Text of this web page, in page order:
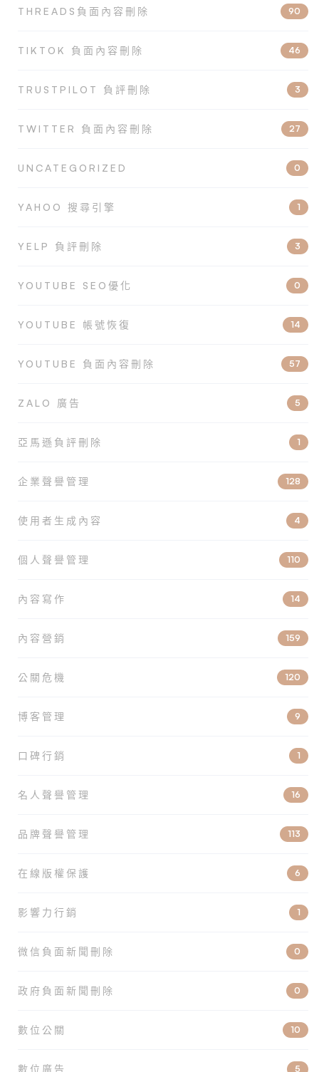
THREADS負面內容刪除 90
TIKTOK 負面內容刪除 46
TRUSTPILOT 負評刪除 3
TWITTER 負面內容刪除 27
UNCATEGORIZED 0
YAHOO 搜尋引擎 1
YELP 負評刪除 3
YOUTUBE SEO優化 0
YOUTUBE 帳號恢復 14
YOUTUBE 負面內容刪除 57
ZALO 廣告 5
亞馬遜負評刪除 1
企業聲譽管理 128
使用者生成內容 4
個人聲譽管理 110
內容寫作 14
內容營銷 159
公關危機 120
博客管理 9
口碑行銷 1
名人聲譽管理 16
品牌聲譽管理 113
在線版權保護 6
影響力行銷 1
微信負面新聞刪除 0
政府負面新聞刪除 0
數位公關 10
數位廣告 5